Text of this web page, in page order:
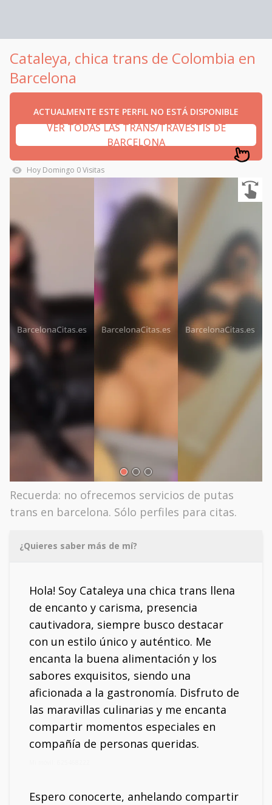
Cataleya, chica trans de Colombia en
Barcelona
ACTUALMENTE ESTE PERFIL NO ESTÁ DISPONIBLE
VER TODAS LAS TRANS/TRAVESTIS DE
BARCELONA
Hoy Domingo 0Visitas
Recuerda: no ofrecemos servicios de putas
trans en barcelona. Sólo perfiles para citas.
¿Quieres saber más de mí?
Hola! Soy Cataleya una chica trans llena
de encanto y carisma, presencia
cautivadora, siempre busco destacar
con un estilo único y auténtico. Me
encanta la buena alimentación y los
sabores exquisitos, siendo una
aficionada a la gastronomía. Disfruto de
las maravillas culinarias y me encanta
compartir momentos especiales en
compañía de personas queridas.
Espero conocerte, anhelando compartir